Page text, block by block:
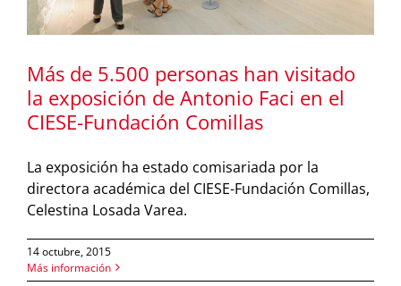
Más de 5.500 personas han visitado
la exposición de Antonio Faci en el
CIESE-Fundación Comillas
La exposición ha estado comisariada por la
directora académica del CIESE-Fundación Comillas,
Celestina Losada Varea.
14 octubre, 2015
Más información